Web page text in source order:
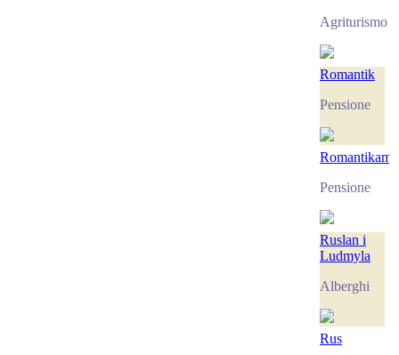
Agriturismo
Romantik
Pensione
Romantikam
Pensione
Ruslan i
Ludmyla
Alberghi
Rus